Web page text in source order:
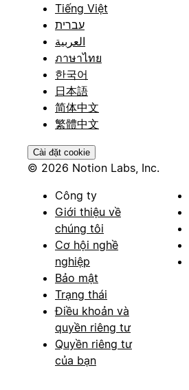
Tiếng Việt
עברית
العربية
ภาษาไทย
한국어
日本語
简体中文
繁體中文
Cài đặt cookie
© 2026 Notion Labs, Inc.
Công ty
Giới thiệu về
chúng tôi
Cơ hội nghề
nghiệp
Bảo mật
Trạng thái
Điều khoản và
quyền riêng tư
Quyền riêng tư
của bạn